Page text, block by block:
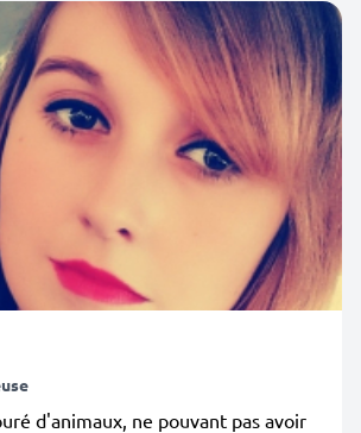
d'animaux, ne pouvant pas avoir